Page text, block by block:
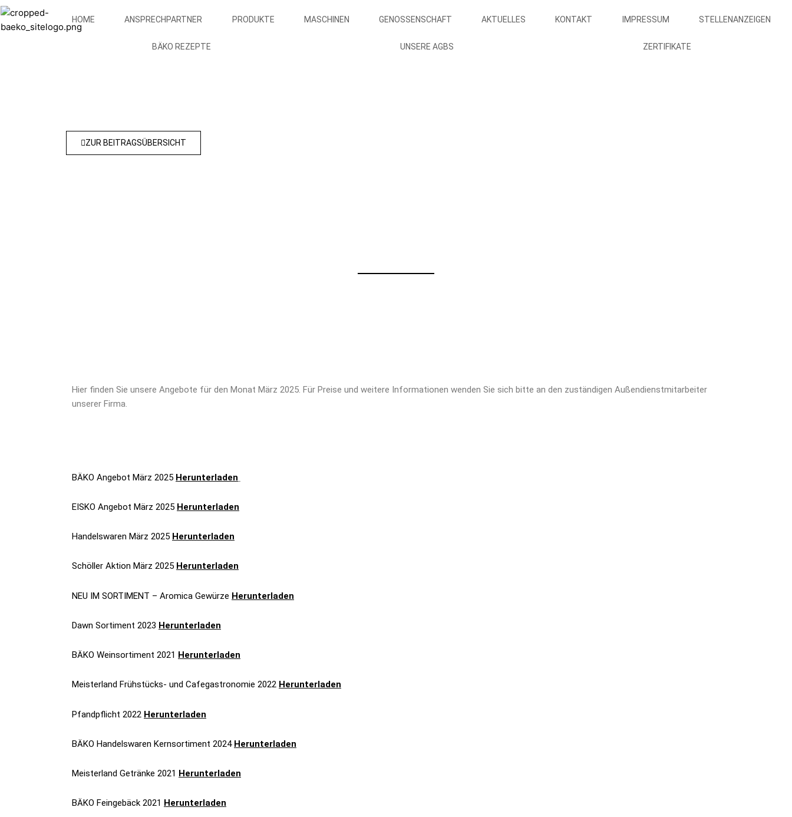
Zum
Inhalt
springen
HOME ANSPRECHPARTNER PRODUKTE MASCHINEN GENOSSENSCHAFT AKTUELLES KONTAKT IMPRESSUM STELLENANZEIGEN
BÄKO REZEPTE UNSERE AGBS ZERTIFIKATE
ZUR BEITRAGSÜBERSICHT
Hier finden Sie unsere Angebote für den Monat März 2025. Für Preise und weitere Informationen wenden Sie sich bitte an den zuständigen Außendienstmitarbeiter
unserer Firma.
BÄKO Angebot März 2025 Herunterladen
EISKO Angebot März 2025 Herunterladen
Handelswaren März 2025 Herunterladen
Schöller Aktion März 2025 Herunterladen
NEU IM SORTIMENT – Aromica Gewürze Herunterladen
Dawn Sortiment 2023 Herunterladen
BÄKO Weinsortiment 2021 Herunterladen
Meisterland Frühstücks- und Cafegastronomie 2022 Herunterladen
Pfandpflicht 2022 Herunterladen
BÄKO Handelswaren Kernsortiment 2024 Herunterladen
Meisterland Getränke 2021 Herunterladen
BÄKO Feingebäck 2021 Herunterladen